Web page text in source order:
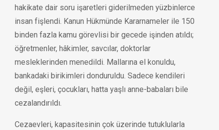
hakikate dair soru işaretleri giderilmeden yüzbinlerce
insan fişlendi. Kanun Hükmünde Kararnameler ile 150
binden fazla kamu görevlisi bir gecede işinden atıldı;
öğretmenler, hâkimler, savcılar, doktorlar
mesleklerinden menedildi. Mallarına el konuldu,
bankadaki birikimleri donduruldu. Sadece kendileri
değil, eşleri, çocukları, hatta yaşlı anne-babaları bile
cezalandırıldı.
Cezaevleri, kapasitesinin çok üzerinde tutuklularla